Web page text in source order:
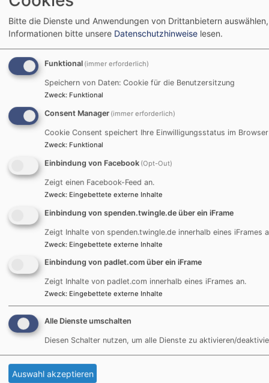
Bildrechte Evang. Dekanat
Jugendbildungshaus Wiedhölzlkaser
Reit im Winkl
Evang. Jugend im Dekanat Traunstein
Martin-Luther-Platz 2
83278 Traunstein
Tel. 0861 / 989 67 20
wiedhoelzlkaser@elkb.de
Bitte die Dienste und Anwendungen von Drittanbietern
Informationen bitte unsere Datenschutzhinweise lesen.
Funktional (immer erforderlich)
Speichern von Daten: Cookie für die Benutzersitzung
Zweck: Funktional
Consent Manager (immer erforderlich)
Cookie Consent speichert Ihre Einwilligungsstatus im Browser
Zweck: Funktional
Einbindung von Facebook (Opt-Out)
Zeigt einen Facebook-Feed an.
Zweck: Eingebettete externe Inhalte
Einbindung von spenden.twingle.de über ein iFrame
Zeigt Inhalte von spenden.twingle.de innerhalb eines iFrames
Zweck: Eingebettete externe Inhalte
Einbindung von padlet.com über ein iFrame
Zeigt Inhalte von padlet.com innerhalb eines iFrames an.
Zweck: Eingebettete externe Inhalte
Alle Dienste umschalten
Diesen Schalter nutzen, um alle Dienste zu aktivieren/
Auswahl akzeptieren